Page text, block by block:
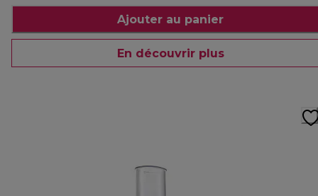
Ajouter au panier
En découvrir plus